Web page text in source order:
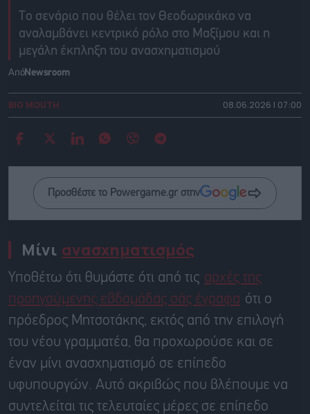
Το σενάριο που θέλει τον Θεοδωρικάκο να
αναλαμβάνει κεντρικό ρόλο στο Μαξίμου και η
μεγάλη έκπληξη του ανασχηματισμού
ΑπόNewsroom
BIG MOUTH 08.06.2026 | 07:00
Προσθέστε το Powergame.gr στην
Μίνι ανασχηματισμός
Υποθέτω ότι θυμάστε ότι από τις αρχές της
προηγούμενης εβδομάδας σάς έγραφα ότι ο
πρόεδρος Μητσοτάκης, εκτός από την επιλογή
του νέου γραμματέα, θα προχωρούσε και σε
έναν μίνι ανασχηματισμό σε επίπεδο
υφυπουργών. Αυτό ακριβώς που βλέπουμε να
συντελείται τις τελευταίες μέρες σε επίπεδο